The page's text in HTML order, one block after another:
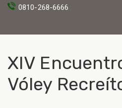
0810-268-6666
XIV
Vóley